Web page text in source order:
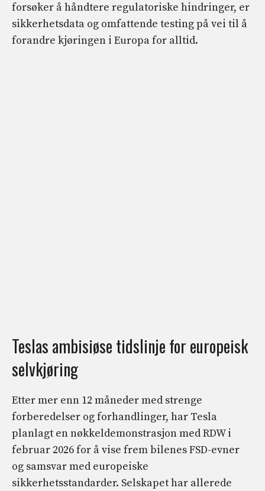
forsøker å håndtere regulatoriske hindringer, er
sikkerhetsdata og omfattende testing på vei til å
forandre kjøringen i Europa for alltid.
Teslas ambisiøse tidslinje for europeisk
selvkjøring
Etter mer enn 12 måneder med strenge
forberedelser og forhandlinger, har Tesla
planlagt en nøkkeldemonstrasjon med RDW i
februar 2026 for å vise frem bilenes FSD-evner
og samsvar med europeiske
sikkerhetsstandarder. Selskapet har allerede